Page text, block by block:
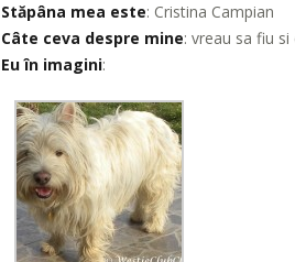
Stăpâna mea este: Cristina Campian
Câte ceva despre mine: vreau sa fiu
Eu în imagini: